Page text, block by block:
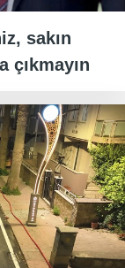
sakın